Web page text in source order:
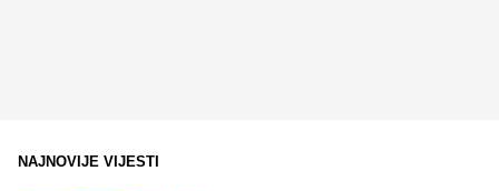
NAJNOVIJE VIJESTI